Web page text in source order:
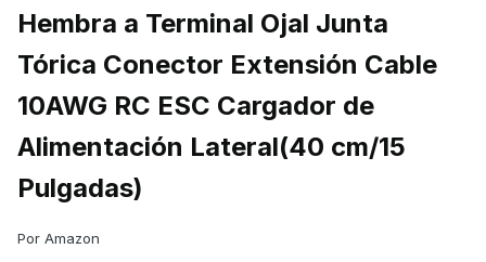
Hembra a Terminal Ojal Junta
Tórica Conector Extensión Cable
10AWG RC ESC Cargador de
Alimentación Lateral(40 cm/15
Pulgadas)
Por Amazon